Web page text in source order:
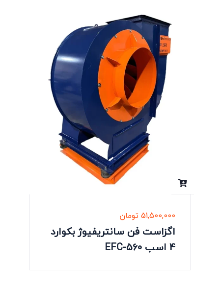
51,500,000تومان
اگزاست فن سانتریفیوژ بکوارد
4 اسب EFC-560